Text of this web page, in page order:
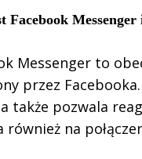
Facebook
Messenger to
przez
także pozwala
również na